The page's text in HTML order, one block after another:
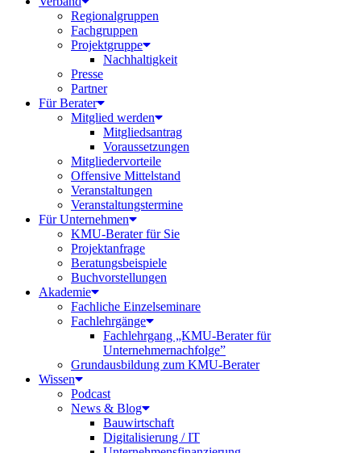
Regionalgruppen
Fachgruppen
Projektgruppe
Nachhaltigkeit
Presse
Partner
Für Berater
Mitglied werden
Mitgliedsantrag
Voraussetzungen
Mitgliedervorteile
Offensive Mittelstand
Veranstaltungen
Veranstaltungstermine
Für Unternehmen
KMU-Berater für Sie
Projektanfrage
Beratungsbeispiele
Buchvorstellungen
Akademie
Fachliche Einzelseminare
Fachlehrgänge
Fachlehrgang „KMU-Berater für
Unternehmernachfolge”
Grundausbildung zum KMU-Berater
Wissen
Podcast
News & Blog
Bauwirtschaft
Digitalisierung / IT